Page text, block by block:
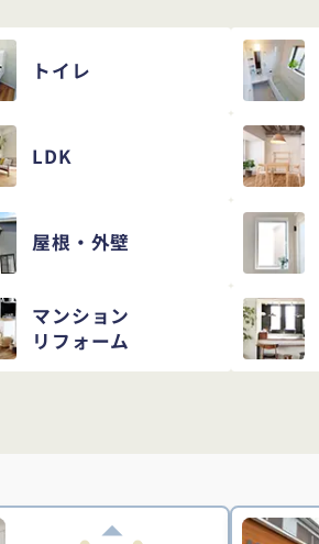
トイレ
LDK
屋根・外壁
マンション
リフォーム